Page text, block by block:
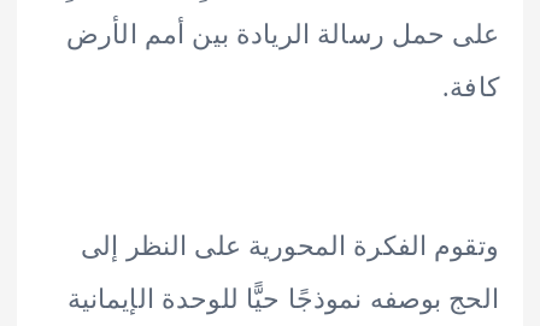
حمل رسالة الريادة بين أمم الأرض
الفكرة المحورية على النظر إلى
بوصفه نموذجًا حيًّا للوحدة الإيمانية